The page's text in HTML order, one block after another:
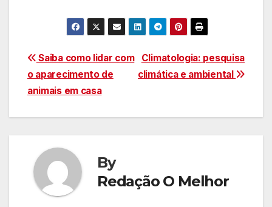
Navegação
de
Post
Climatologia: pesquisa
climática e ambiental
Saiba como lidar com
o aparecimento de
animais em casa
By
Redação O Melhor